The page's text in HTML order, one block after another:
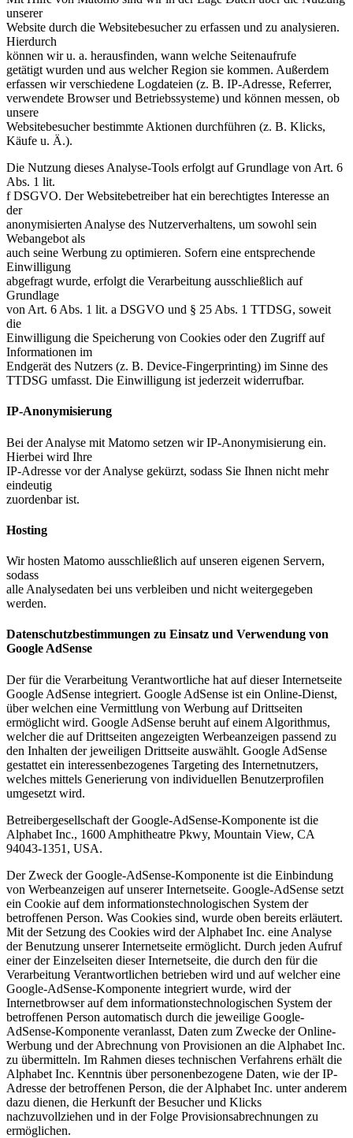
unserer
Website durch die Websitebesucher zu erfassen und zu analysieren.
Hierdurch
können wir u. a. herausfinden, wann welche Seitenaufrufe
getätigt wurden und aus welcher Region sie kommen. Außerdem
erfassen wir verschiedene Logdateien (z. B. IP-Adresse, Referrer,
verwendete Browser und Betriebssysteme) und können messen, ob
unsere
Websitebesucher bestimmte Aktionen durchführen (z. B. Klicks,
Käufe u. Ä.).
Die Nutzung dieses Analyse-Tools erfolgt auf Grundlage von Art. 6
Abs. 1 lit.
f DSGVO. Der Websitebetreiber hat ein berechtigtes Interesse an
der
anonymisierten Analyse des Nutzerverhaltens, um sowohl sein
Webangebot als
auch seine Werbung zu optimieren. Sofern eine entsprechende
Einwilligung
abgefragt wurde, erfolgt die Verarbeitung ausschließlich auf
Grundlage
von Art. 6 Abs. 1 lit. a DSGVO und § 25 Abs. 1 TTDSG, soweit
die
Einwilligung die Speicherung von Cookies oder den Zugriff auf
Informationen im
Endgerät des Nutzers (z. B. Device-Fingerprinting) im Sinne des
TTDSG umfasst. Die Einwilligung ist jederzeit widerrufbar.
IP-Anonymisierung
Bei der Analyse mit Matomo setzen wir IP-Anonymisierung ein.
Hierbei wird Ihre
IP-Adresse vor der Analyse gekürzt, sodass Sie Ihnen nicht mehr
eindeutig
zuordenbar ist.
Hosting
Wir hosten Matomo ausschließlich auf unseren eigenen Servern,
sodass
alle Analysedaten bei uns verbleiben und nicht weitergegeben
werden.
Datenschutzbestimmungen zu Einsatz und Verwendung von
Google AdSense
Der für die Verarbeitung Verantwortliche hat auf dieser Internetseite
Google AdSense integriert. Google AdSense ist ein Online-Dienst,
über welchen eine Vermittlung von Werbung auf Drittseiten
ermöglicht wird. Google AdSense beruht auf einem Algorithmus,
welcher die auf Drittseiten angezeigten Werbeanzeigen passend zu
den Inhalten der jeweiligen Drittseite auswählt. Google AdSense
gestattet ein interessenbezogenes Targeting des Internetnutzers,
welches mittels Generierung von individuellen Benutzerprofilen
umgesetzt wird.
Betreibergesellschaft der Google-AdSense-Komponente ist die
Alphabet Inc., 1600 Amphitheatre Pkwy, Mountain View, CA
94043-1351, USA.
Der Zweck der Google-AdSense-Komponente ist die Einbindung
von Werbeanzeigen auf unserer Internetseite. Google-AdSense setzt
ein Cookie auf dem informationstechnologischen System der
betroffenen Person. Was Cookies sind, wurde oben bereits erläutert.
Mit der Setzung des Cookies wird der Alphabet Inc. eine Analyse
der Benutzung unserer Internetseite ermöglicht. Durch jeden Aufruf
einer der Einzelseiten dieser Internetseite, die durch den für die
Verarbeitung Verantwortlichen betrieben wird und auf welcher eine
Google-AdSense-Komponente integriert wurde, wird der
Internetbrowser auf dem informationstechnologischen System der
betroffenen Person automatisch durch die jeweilige Google-
AdSense-Komponente veranlasst, Daten zum Zwecke der Online-
Werbung und der Abrechnung von Provisionen an die Alphabet Inc.
zu übermitteln. Im Rahmen dieses technischen Verfahrens erhält die
Alphabet Inc. Kenntnis über personenbezogene Daten, wie der IP-
Adresse der betroffenen Person, die der Alphabet Inc. unter anderem
dazu dienen, die Herkunft der Besucher und Klicks
nachzuvollziehen und in der Folge Provisionsabrechnungen zu
ermöglichen.